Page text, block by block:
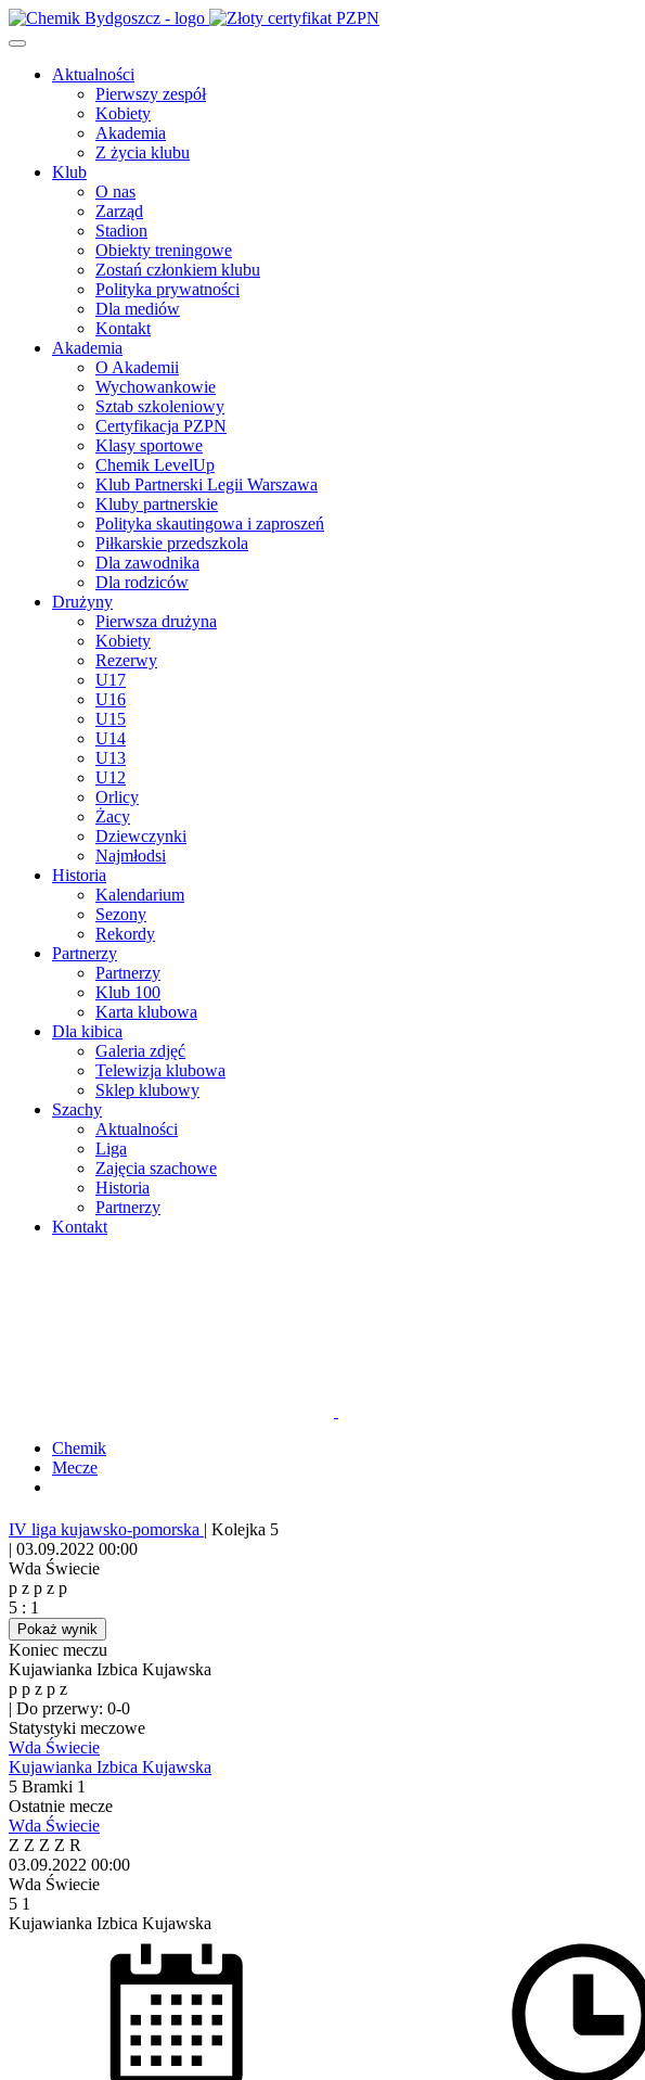
Aktualności
Pierwszy zespół
Kobiety
Akademia
Z życia klubu
Klub
O nas
Zarząd
Stadion
Obiekty treningowe
Zostań członkiem klubu
Polityka prywatności
Dla mediów
Kontakt
Akademia
O Akademii
Wychowankowie
Sztab szkoleniowy
Certyfikacja PZPN
Klasy sportowe
Chemik LevelUp
Klub Partnerski Legii Warszawa
Kluby partnerskie
Polityka skautingowa i zaproszeń
Piłkarskie przedszkola
Dla zawodnika
Dla rodziców
Drużyny
Pierwsza drużyna
Kobiety
Rezerwy
U17
U16
U15
U14
U13
U12
Orlicy
Żacy
Dziewczynki
Najmłodsi
Historia
Kalendarium
Sezony
Rekordy
Partnerzy
Partnerzy
Klub 100
Karta klubowa
Dla kibica
Galeria zdjęć
Telewizja klubowa
Sklep klubowy
Szachy
Aktualności
Liga
Zajęcia szachowe
Historia
Partnerzy
Kontakt
Chemik
Mecze
IV liga kujawsko-pomorska | Kolejka 5
| 03.09.2022 00:00
Wda Świecie
p z p z p
5 : 1
Pokaż wynik
Koniec meczu
Kujawianka Izbica Kujawska
p p z p z
| Do przerwy: 0-0
Statystyki meczowe
Wda Świecie
Kujawianka Izbica Kujawska
5 Bramki 1
Ostatnie mecze
Wda Świecie
Z Z Z Z R
03.09.2022 00:00
Wda Świecie
5 1
Kujawianka Izbica Kujawska